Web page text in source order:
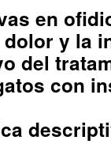
en
y la
del
con